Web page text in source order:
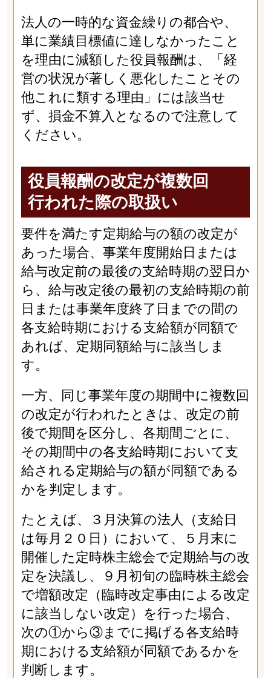
法人の一時的な資金繰りの都合や、
単に業績目標値に達しなかったこと
を理由に減額した役員報酬は、「経
営の状況が著しく悪化したことその
他これに類する理由」には該当せ
ず、損金不算入となるので注意して
ください。
役員報酬の改定が複数回
行われた際の取扱い
要件を満たす定期給与の額の改定が
あった場合、事業年度開始日または
給与改定前の最後の支給時期の翌日か
ら、給与改定後の最初の支給時期の前
日または事業年度終了日までの間の
各支給時期における支給額が同額で
あれば、定期同額給与に該当しま
す。
一方、同じ事業年度の期間中に複数回
の改定が行われたときは、改定の前
後で期間を区分し、各期間ごとに、
その期間中の各支給時期において支
給される定期給与の額が同額である
かを判定します。
たとえば、３月決算の法人（支給日
は毎月２０日）において、５月末に
開催した定時株主総会で定期給与の改
定を決議し、９月初旬の臨時株主総会
で増額改定（臨時改定事由による改定
に該当しない改定）を行った場合、
次の①から③までに掲げる各支給時
期における支給額が同額であるかを
判断します。